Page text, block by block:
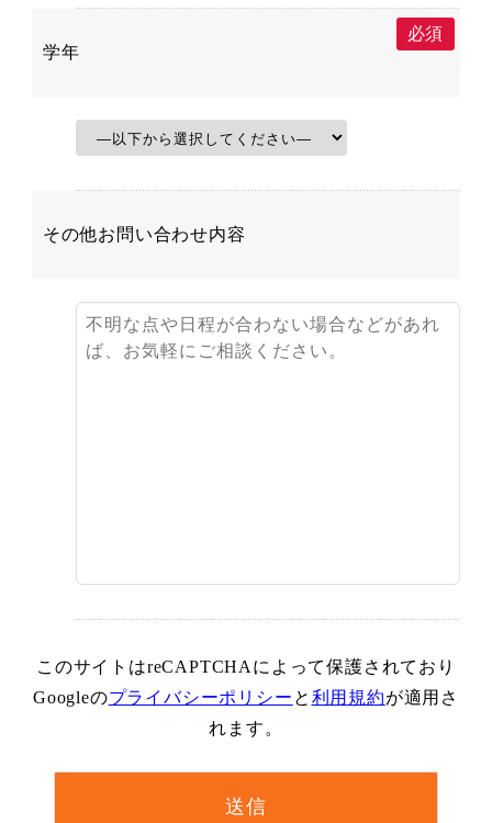
学年
必須
その他お問い合わせ内容
このサイトはreCAPTCHAによって保護されており
Googleのプライバシーポリシー と 利用規約が適用さ
れます。